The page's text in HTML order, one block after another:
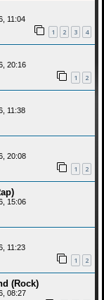
11:04
1 2 3 4
20:16
1 2
11:38
20:08
1 2
15:06
11:23
1 2
(Rock)
08:27